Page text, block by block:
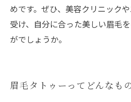
めです。ぜひ、美容クリニック
受け、自分に合った美しい眉毛
がでしょうか。
眉毛タトゥーってどんなも